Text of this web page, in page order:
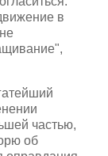
в
частью,
об